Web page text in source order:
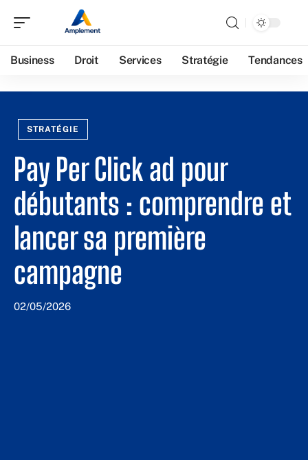
Business Droit Services Stratégie Tendances
STRATÉGIE
Pay Per Click ad pour
débutants : comprendre et
lancer sa première
campagne
02/05/2026